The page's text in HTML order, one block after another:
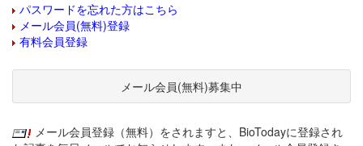
パスワードを忘れた方はこちら
メール会員(無料)登録
有料会員登録
メール会員(無料)募集中
メール会員登録（無料）をされますと、BioTodayに登録され